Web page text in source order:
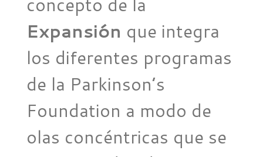
Expansión que integra
los diferentes programas
de la Parkinson’s
Foundation a modo de
olas concéntricas que se